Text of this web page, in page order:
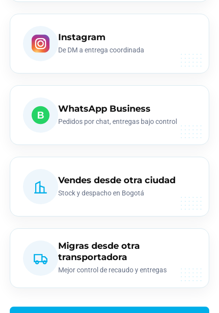
Instagram
De DM a entrega coordinada
B
WhatsApp Business
Pedidos por chat, entregas bajo control
Vendes desde otra ciudad
Stock y despacho en Bogotá
Migras desde otra
transportadora
Mejor control de recaudo y entregas